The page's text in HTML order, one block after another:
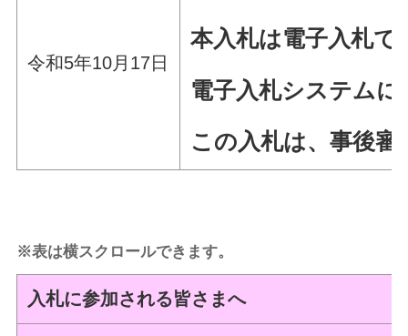
令和5年10月17日
本入札は電子入札で
電子入札システム
この入札は、事後
※表は横スクロールできます。
入札に参加される皆さまへ